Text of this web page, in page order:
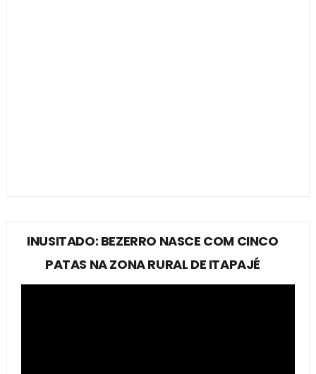
INUSITADO: BEZERRO NASCE COM CINCO
PATAS NA ZONA RURAL DE ITAPAJÉ